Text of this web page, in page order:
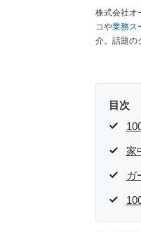
株式会社オ
コや業務ス
介。話題の
目次
家
ガ